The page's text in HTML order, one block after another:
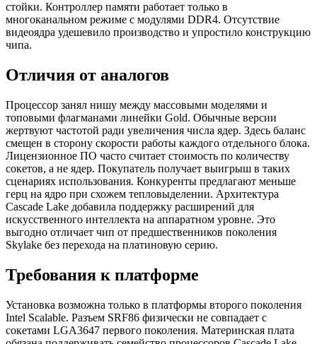
стойки. Контроллер памяти работает только в
многоканальном режиме с модулями DDR4. Отсутствие
видеоядра удешевило производство и упростило конструкцию
чипа.
Отличия от аналогов
Процессор занял нишу между массовыми моделями и
топовыми флагманами линейки Gold. Обычные версии
жертвуют частотой ради увеличения числа ядер. Здесь баланс
смещен в сторону скорости работы каждого отдельного блока.
Лицензионное ПО часто считает стоимость по количеству
сокетов, а не ядер. Покупатель получает выигрыш в таких
сценариях использования. Конкуренты предлагают меньше
герц на ядро при схожем тепловыделении. Архитектура
Cascade Lake добавила поддержку расширений для
искусственного интеллекта на аппаратном уровне. Это
выгодно отличает чип от предшественников поколения
Skylake без перехода на платиновую серию.
Требования к платформе
Установка возможна только в платформы второго поколения
Intel Scalable. Разъем SRF86 физически не совпадает с
сокетами LGA3647 первого поколения. Материнская плата